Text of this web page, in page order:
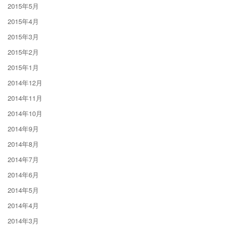
2015年5月
2015年4月
2015年3月
2015年2月
2015年1月
2014年12月
2014年11月
2014年10月
2014年9月
2014年8月
2014年7月
2014年6月
2014年5月
2014年4月
2014年3月